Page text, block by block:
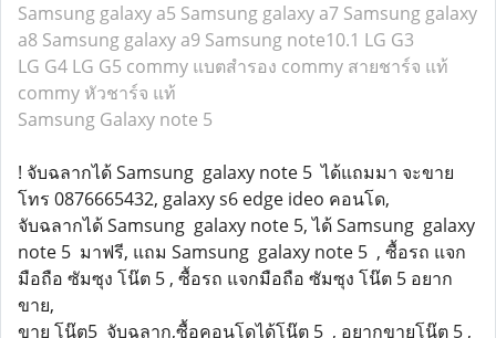
Samsung galaxy a5 Samsung galaxy a7 Samsung galaxy
a8 Samsung galaxy a9 Samsung note10.1 LG G3
LG G4 LG G5 commy แบตสำรอง commy สายชาร์จ แท้
commy หัวชาร์จ แท้
Samsung Galaxy note 5
! จับฉลากได้ Samsung galaxy note 5 ได้แถมมา จะขาย
โทร 0876665432, galaxy s6 edge ideo คอนโด,
จับฉลากได้ Samsung galaxy note 5, ได้ Samsung galaxy
note 5 มาฟรี, แถม Samsung galaxy note 5 , ซื้อรถ แจก
มือถือ ซัมซุง โน๊ต 5 , ซื้อรถ แจกมือถือ ซัมซุง โน๊ต 5 อยาก
ขาย,
ขาย โน๊ต5 จับฉลาก,ซื้อคอนโดได้โน๊ต 5 , อยากขายโน๊ต 5 ,